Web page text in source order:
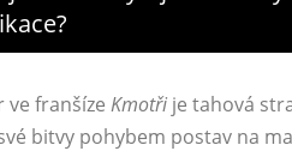
ve franšíze Kmotři je tahová
bitvy pohybem postav na